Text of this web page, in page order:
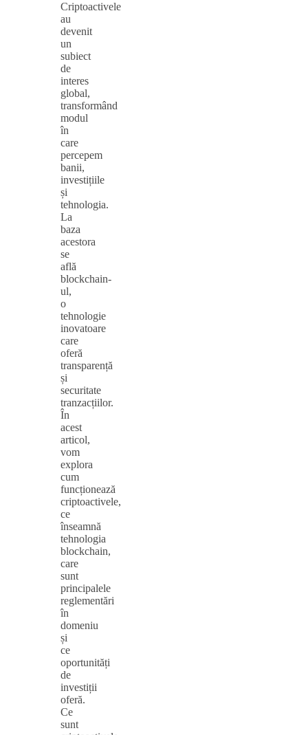
Criptoactivele
au
devenit
un
subiect
de
interes
global,
transformând
modul
în
care
percepem
banii,
investițiile
și
tehnologia.
La
baza
acestora
se
află
blockchain-
ul,
o
tehnologie
inovatoare
care
oferă
transparență
și
securitate
tranzacțiilor.
În
acest
articol,
vom
explora
cum
funcționează
criptoactivele,
ce
înseamnă
tehnologia
blockchain,
care
sunt
principalele
reglementări
în
domeniu
și
ce
oportunități
de
investiții
oferă.
Ce
sunt